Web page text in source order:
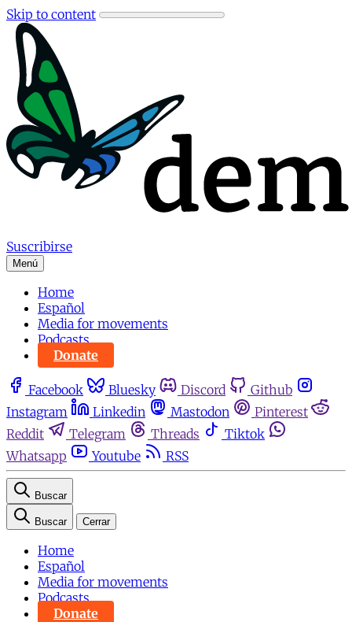
Skip to content
Suscribirse
Menú
Home
Español
Media for movements
Podcasts
Donate
Facebook Bluesky Discord
Github
Instagram
Linkedin Mastodon
Pinterest
Reddit
Telegram Threads
Tiktok
Whatsapp
Youtube RSS
Buscar
Buscar Cerrar
Home
Español
Media for movements
Podcasts
Donate